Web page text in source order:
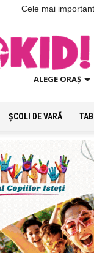
Cele mai
ALEGE ORAȘ
ŞCOLI DE VARĂ